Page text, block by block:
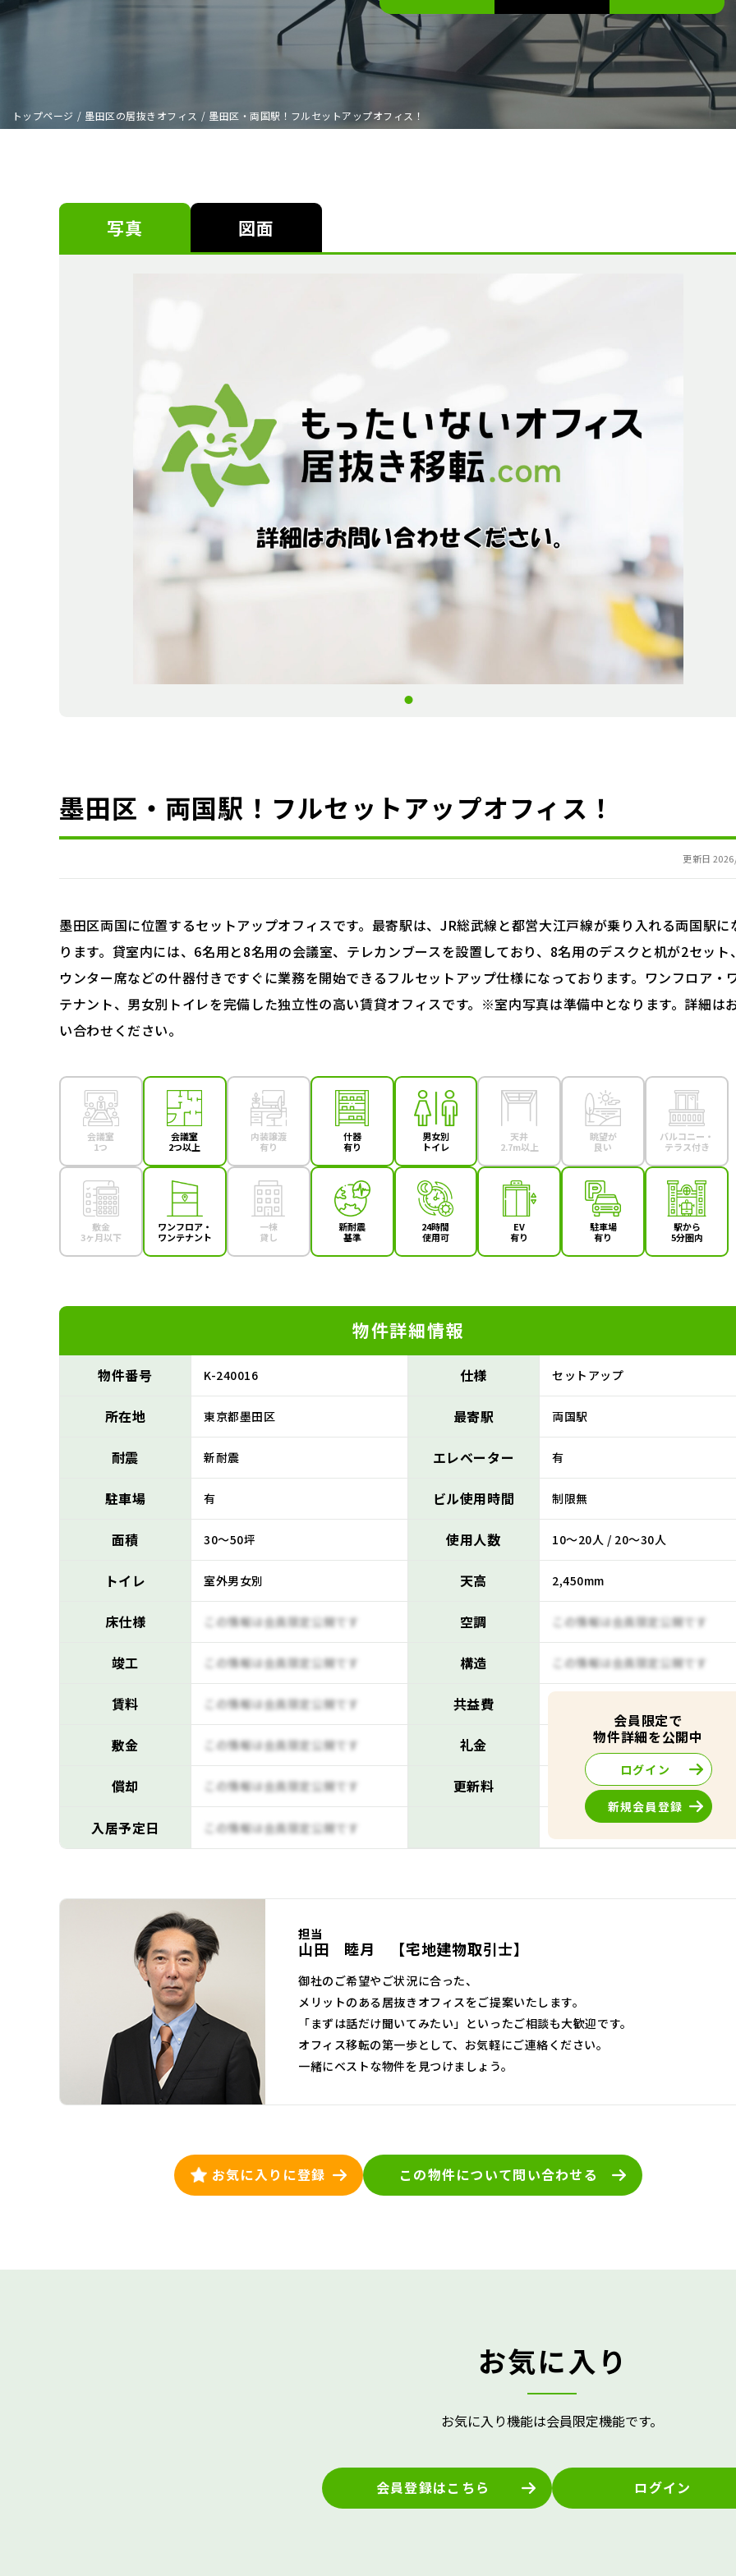
トップページ / 墨田区の居抜きオフィス / 墨田区・両国駅！フルセットアップオフィス！
写真 図面
墨田区・両国駅！フルセットアップオフィス！
更新日
墨田区両国に位置するセットアップオフィスです。最寄駅は、JR総武線と都営大江戸線が乗り入れる両国駅に
ります。貸室内には、6名用と8名用の会議室、テレカンブースを設置しており、8名用のデスクと机が2セット
ウンター席などの什器付きですぐに業務を開始できるフルセットアップ仕様になっております。ワンフロア・
テナント、男女別トイレを完備した独立性の高い賃貸オフィスです。※室内写真は準備中となります。詳細は
い合わせください。
会議室
1つ
会議室
2つ以上
内装譲渡
有り
什器
有り
男女別
トイレ
天井
2.7m以上
眺望が
良い
バルコニー・
テラス付き
敷金
3ヶ月以下
ワンフロア・
ワンテナント
一棟
貸し
新耐震
基準
24時間
使用可
EV
有り
駐車場
有り
駅から
5分圏内
物件詳細情報
物件番号 K-240016 仕様 セットアップ
所在地 東京都墨田区 最寄駅 両国駅
耐震 新耐震 エレベーター 有
駐車場 有 ビル使用時間 制限無
面積 30～50坪 使用人数 10～20人 / 20～30人
トイレ 室外男女別 天高 2,450mm
床仕様 この情報は会員限定公開です 空調 この情報は会員限定公開です
竣工 この情報は会員限定公開です 構造 この情報は会員限定公開です
賃料 この情報は会員限定公開です 共益費
敷金 この情報は会員限定公開です 礼金 この情報は会員限定公開です
償却 この情報は会員限定公開です 更新料 この情報は会員限定公開です
入居予定日 この情報は会員限定公開です
会員限定で
物件詳細を公開中
ログイン
新規会員登録
担当
山田 睦月 【宅地建物取引士】
御社のご希望やご状況に合った、
メリットのある居抜きオフィスをご提案いたします。
「まずは話だけ聞いてみたい」といったご相談も大歓迎です。
オフィス移転の第一歩として、お気軽にご連絡ください。
一緒にベストな物件を見つけましょう。
お気に入りに登録 この物件について問い合わせる
お気に入り
お気に入り機能は会員限定機能です。
会員登録はこちら ログイン